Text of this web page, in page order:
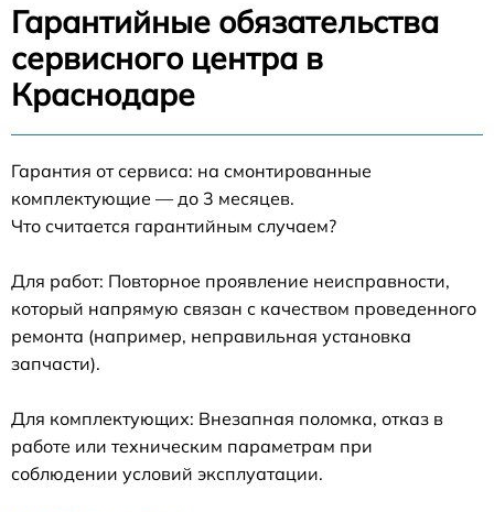
Гарантийные обязательства
сервисного центра в
Краснодаре
Гарантия от сервиса: на смонтированные
комплектующие — до 3 месяцев.
Что считается гарантийным случаем?
Для работ: Повторное проявление неисправности,
который напрямую связан с качеством проведенного
ремонта (например, неправильная установка
запчасти).
Для комплектующих: Внезапная поломка, отказ в
работе или техническим параметрам при
соблюдении условий эксплуатации.